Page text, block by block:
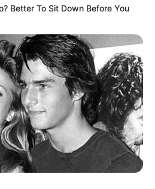
Better To Sit Down Before You